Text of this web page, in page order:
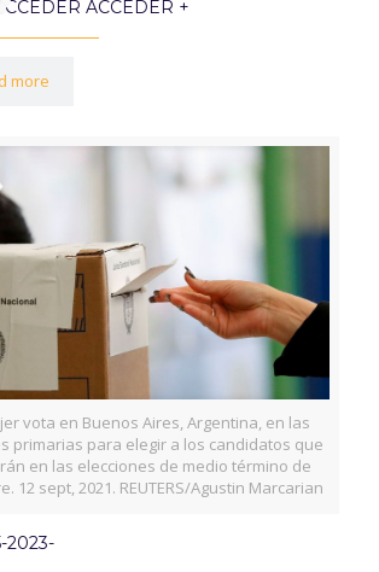
ACCEDER +
more
vota en Buenos Aires, Argentina, en las
primarias para elegir a los candidatos que
en las elecciones de medio término de
12 sept, 2021. REUTERS/Agustin Marcarian
2023-